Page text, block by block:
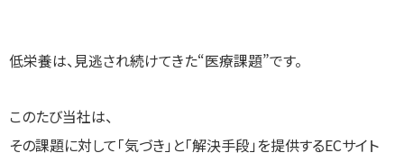
低栄養は、見逃され続けてきた“医療課題”です。
このたび当社は、
その課題に対して「気づき」と「解決手段」を提供するECサイト